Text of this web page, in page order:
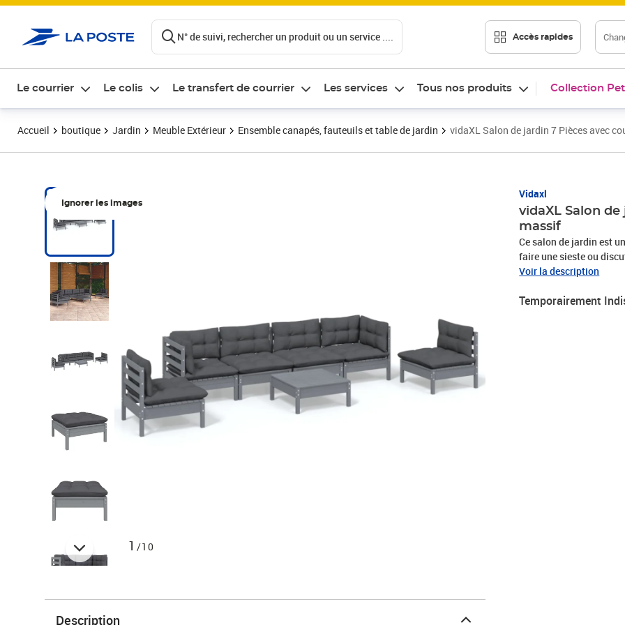
N° de suivi, rechercher un produit ou un service .... Accès rapides
Le courrier Le colis Le transfert de courrier Les services Tous nos produits Collection
Accueil boutique Jardin Meuble Extérieur Ensemble canapés, fauteuils et table de jardin vidaXL Salon de jardin 7 Pièces avec
Ignorer les images
1 /10
Vidaxl
vidaXL Salon
massif
Ce salon de jardin est
faire une sieste ou
fabriqué en bois de pin
modulaires pour créer
anthraciteMatériau :
Voir la description
Temporairement
Description